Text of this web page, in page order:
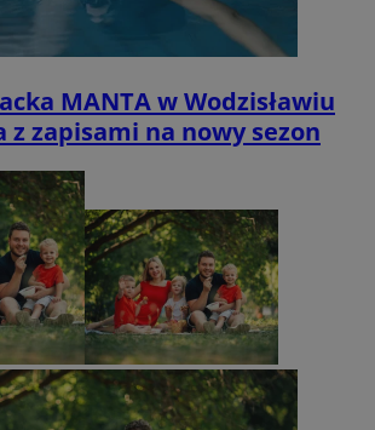
MANTA w Wodzisławiu
z zapisami na nowy sezon